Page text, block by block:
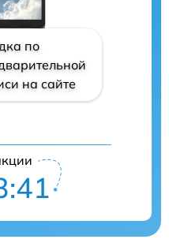
по
на сайте